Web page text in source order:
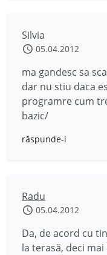
Silvia
05.04.2012
ma gandesc sa
dar nu stiu daca
programre cum
bazic/
răspunde-i
Radu
05.04.2012
Da, de acord cu
la terasă, deci